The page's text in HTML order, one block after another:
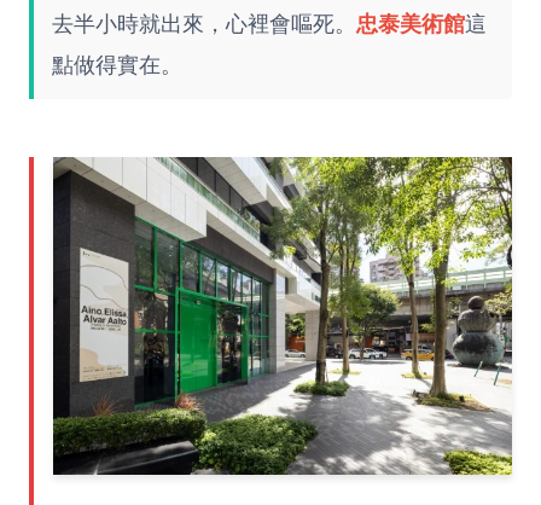
去半小時就出來，心裡會嘔死。 忠泰美術館這
點做得實在。